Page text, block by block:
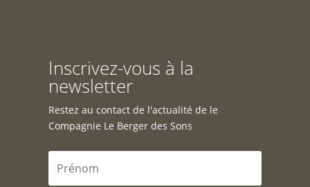
Inscrivez-vous à la
newsletter
Restez au contact de l'actualité de le
Compagnie Le Berger des Sons